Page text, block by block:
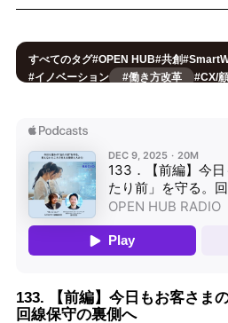
すべてのタグ#OPEN HUB#共創#
#イノベーション #働き方改革 #CX/
# Smart World
#環境・エネルギー#小売・流通#製造、
133. 【前編】今日もお客さま
回線保守の裏側へ